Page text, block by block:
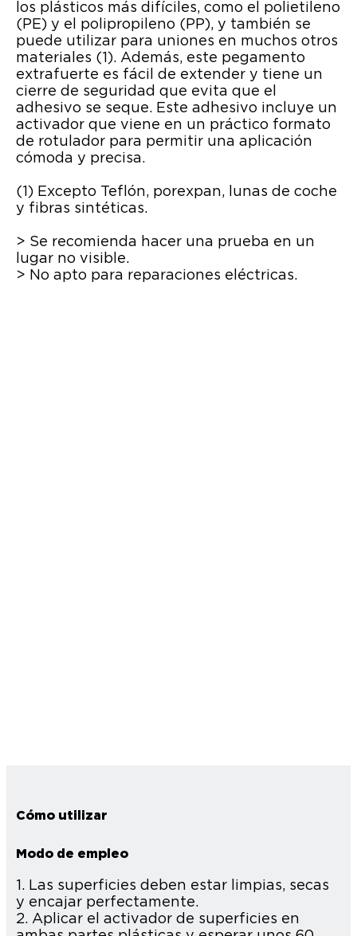
los plásticos más difíciles, como el polietileno
(PE) y el polipropileno (PP), y también se
puede utilizar para uniones en muchos otros
materiales (1). Además, este pegamento
extrafuerte es fácil de extender y tiene un
cierre de seguridad que evita que el
adhesivo se seque. Este adhesivo incluye un
activador que viene en un práctico formato
de rotulador para permitir una aplicación
cómoda y precisa.
(1) Excepto Teflón, porexpan, lunas de coche
y fibras sintéticas.
> Se recomienda hacer una prueba en un
lugar no visible.
> No apto para reparaciones eléctricas.
Cómo utilizar
Modo de empleo
1. Las superficies deben estar limpias, secas
y encajar perfectamente.
2. Aplicar el activador de superficies en